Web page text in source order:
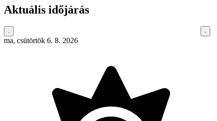
Aktuális időjárás
ma, csütörtök 6. 8. 2026